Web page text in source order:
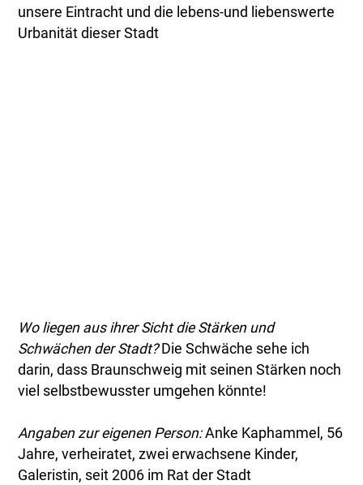
unsere Eintracht und die lebens-und liebenswerte
Urbanität dieser Stadt
Wo liegen aus ihrer Sicht die Stärken und
Schwächen der Stadt?Die Schwäche sehe ich
darin, dass Braunschweig mit seinen Stärken noch
viel selbstbewusster umgehen könnte!
Angaben zur eigenen Person:Anke Kaphammel, 56
Jahre, verheiratet, zwei erwachsene Kinder,
Galeristin, seit 2006 im Rat der Stadt